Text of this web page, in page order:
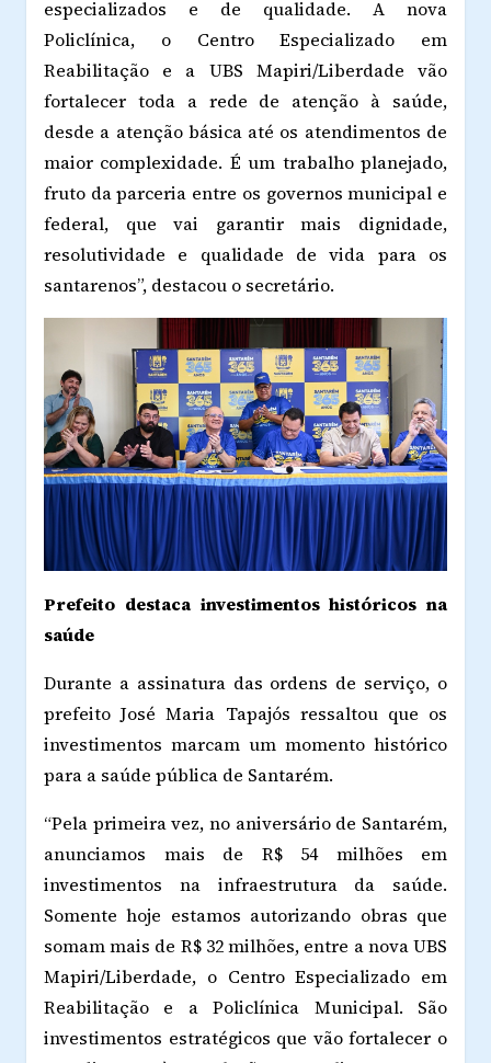
especializados e de qualidade. A nova
Policlínica, o Centro Especializado em
Reabilitação e a UBS Mapiri/Liberdade vão
fortalecer toda a rede de atenção à saúde,
desde a atenção básica até os atendimentos de
maior complexidade. É um trabalho planejado,
fruto da parceria entre os governos municipal e
federal, que vai garantir mais dignidade,
resolutividade e qualidade de vida para os
santarenos”, destacou o secretário.
Prefeito destaca investimentos históricos na
saúde
Durante a assinatura das ordens de serviço, o
prefeito José Maria Tapajós ressaltou que os
investimentos marcam um momento histórico
para a saúde pública de Santarém.
“Pela primeira vez, no aniversário de Santarém,
anunciamos mais de R$ 54 milhões em
investimentos na infraestrutura da saúde.
Somente hoje estamos autorizando obras que
somam mais de R$ 32 milhões, entre a nova UBS
Mapiri/Liberdade, o Centro Especializado em
Reabilitação e a Policlínica Municipal. São
investimentos estratégicos que vão fortalecer o